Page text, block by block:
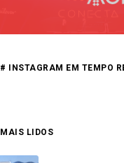
# INSTAGRAM EM TEMPO
MAIS LIDOS